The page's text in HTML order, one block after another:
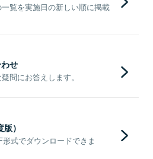
覧を実施日の新しい順に掲載
せ
問にお答えします。
）
式でダウンロードできま